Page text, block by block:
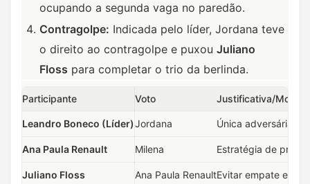
ocupando a segunda vaga no paredão.
Contragolpe: Indicada pelo líder, Jordana teve
o direito ao contragolpe e puxou Juliano
Floss para completar o trio da berlinda.
Participante Voto Justificativa/Motivo
Leandro Boneco (Líder)Jordana Única adversária
Ana Paula Renault Milena Estratégia de
Juliano Floss Ana Paula RenaultEvitar empate e